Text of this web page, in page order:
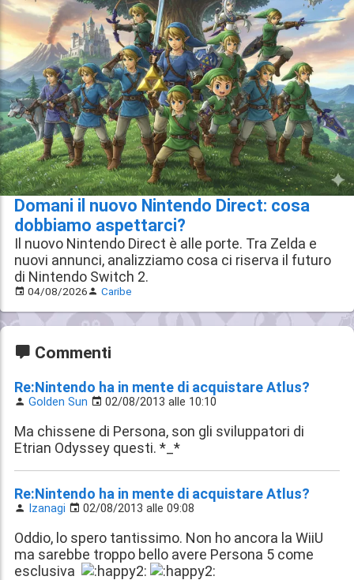
Domani il nuovo Nintendo Direct: cosa
dobbiamo aspettarci?
Il nuovo Nintendo Direct è alle porte. Tra Zelda e
nuovi annunci, analizziamo cosa ci riserva il futuro
di Nintendo Switch 2.
04/08/2026 Caribe
Commenti
Re:Nintendo ha in mente di acquistare Atlus?
Golden Sun 02/08/2013 alle 10:10
Ma chissene di Persona, son gli sviluppatori di
Etrian Odyssey questi. *_*
Re:Nintendo ha in mente di acquistare Atlus?
Izanagi 02/08/2013 alle 09:08
Oddio, lo spero tantissimo. Non ho ancora la WiiU
ma sarebbe troppo bello avere Persona 5 come
esclusiva